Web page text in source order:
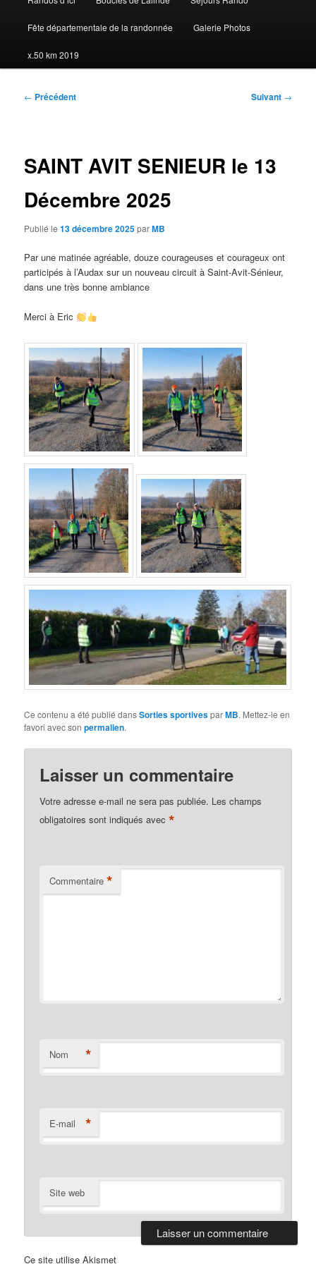
Fête départementale de la randonnée Galerie Photos
x.50 km 2019
Navigation
← Précédent Suivant →
SAINT AVIT SENIEUR le 13
Décembre 2025
Publié le13 décembre 2025parMB
Par une matinée agréable, douze courageuses et courageux ont
participés à l’Audax sur un nouveau circuit à Saint-Avit-Sénieur,
dans une très bonne ambiance
Merci à Eric
Ce contenu a été publié dansSorties sportivesparMB. Mettez-le en
favori avec sonpermalien.
Laisser un commentaire
Votre adresse e-mail ne sera pas publiée. Les champs
obligatoires sont indiqués avec*
Commentaire *
Nom *
E-mail *
Site web
Ce site utilise Akismet